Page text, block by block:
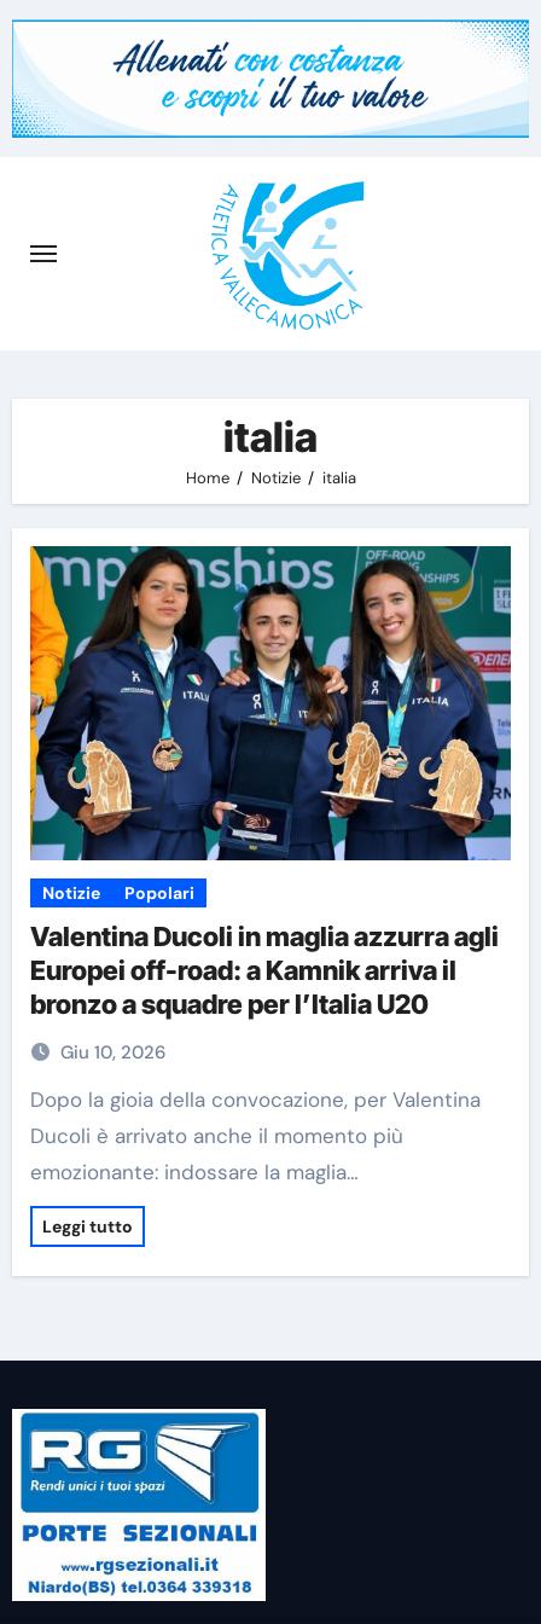
Skip
content
italia
Home Notizie italia
Notizie Popolari
Valentina Ducoli in maglia azzurra agli
Europei off-road: a Kamnik arriva il
bronzo a squadre per l’Italia U20
Giu 10, 2026
Dopo la gioia della convocazione, per Valentina
Ducoli è arrivato anche il momento più
emozionante: indossare la maglia…
Leggi tutto